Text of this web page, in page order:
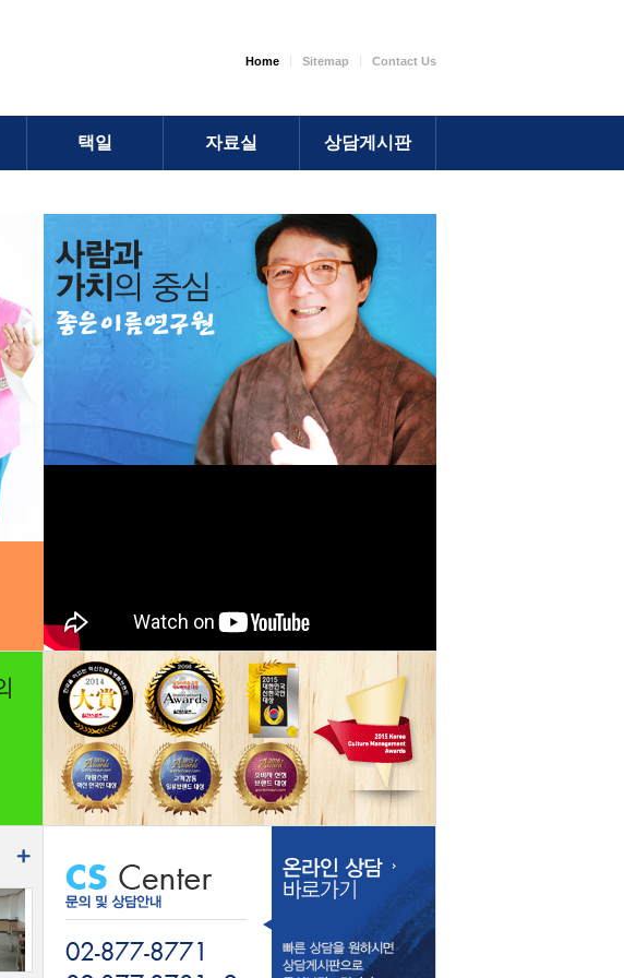
Home Sitemap Contact Us
택일 자료실 상담게시판